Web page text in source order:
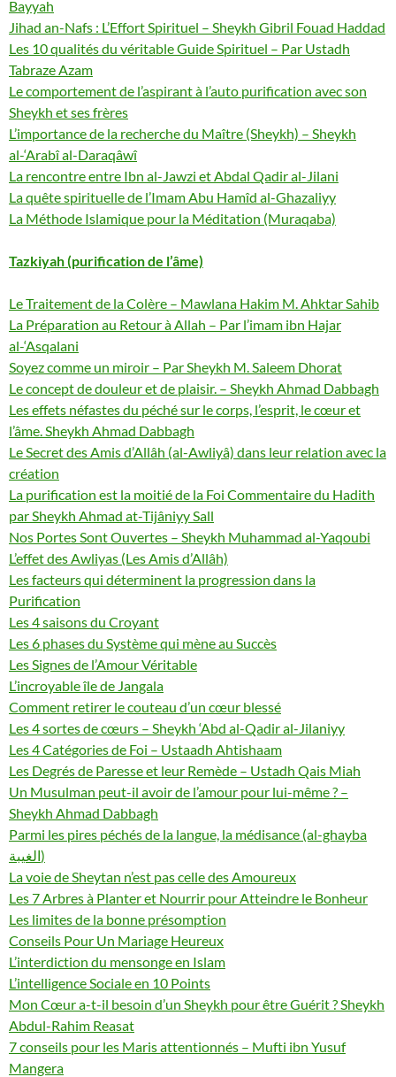
Bayyah
Jihad an-Nafs : L’Effort Spirituel – Sheykh Gibril Fouad Haddad
Les 10 qualités du véritable Guide Spirituel – Par Ustadh
Tabraze Azam
Le comportement de l’aspirant à l’auto purification avec son
Sheykh et ses frères
L’importance de la recherche du Maître (Sheykh) – Sheykh
al-‘Arabî al-Daraqâwî
La rencontre entre Ibn al-Jawzi et Abdal Qadir al-Jilani
La quête spirituelle de l’Imam Abu Hamîd al-Ghazaliyy
La Méthode Islamique pour la Méditation (Muraqaba)
Tazkiyah (purification de l’âme)
Le Traitement de la Colère – Mawlana Hakim M. Ahktar Sahib
La Préparation au Retour à Allah – Par l’imam ibn Hajar
al-‘Asqalani
Soyez comme un miroir – Par Sheykh M. Saleem Dhorat
Le concept de douleur et de plaisir. – Sheykh Ahmad Dabbagh
Les effets néfastes du péché sur le corps, l’esprit, le cœur et
l’âme. Sheykh Ahmad Dabbagh
Le Secret des Amis d’Allâh (al-Awliyâ) dans leur relation avec la
création
La purification est la moitié de la Foi Commentaire du Hadith
par Sheykh Ahmad at-Tijâniyy Sall
Nos Portes Sont Ouvertes – Sheykh Muhammad al-Yaqoubi
L’effet des Awliyas (Les Amis d’Allâh)
Les facteurs qui déterminent la progression dans la
Purification
Les 4 saisons du Croyant
Les 6 phases du Système qui mène au Succès
Les Signes de l’Amour Véritable
L’incroyable île de Jangala
Comment retirer le couteau d’un cœur blessé
Les 4 sortes de cœurs – Sheykh ‘Abd al-Qadir al-Jilaniyy
Les 4 Catégories de Foi – Ustaadh Ahtishaam
Les Degrés de Paresse et leur Remède – Ustadh Qais Miah
Un Musulman peut-il avoir de l’amour pour lui-même ? –
Sheykh Ahmad Dabbagh
Parmi les pires péchés de la langue, la médisance (al-ghayba
الغيبة)
La voie de Sheytan n’est pas celle des Amoureux
Les 7 Arbres à Planter et Nourrir pour Atteindre le Bonheur
Les limites de la bonne présomption
Conseils Pour Un Mariage Heureux
L’interdiction du mensonge en Islam
L’intelligence Sociale en 10 Points
Mon Cœur a-t-il besoin d’un Sheykh pour être Guérit ? Sheykh
Abdul-Rahim Reasat
7 conseils pour les Maris attentionnés – Mufti ibn Yusuf
Mangera